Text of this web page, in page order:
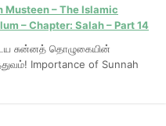
Lectures
bayans
Musteen – The Islamic
– Chapter: Salah – Part 14
சுன்னத் தொழுகையின்
Importance of Sunnah